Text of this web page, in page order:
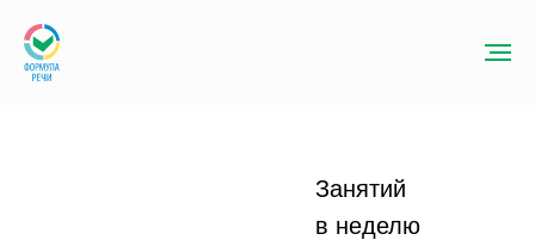
Занятий
в неделю